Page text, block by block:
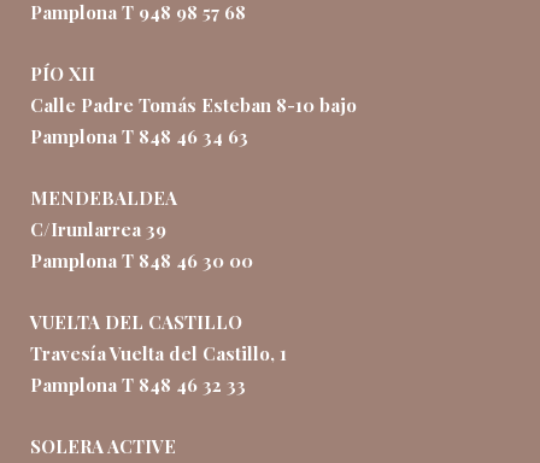
Pamplona T 948 98 57 68
PÍO XII
Calle Padre Tomás Esteban 8-10 bajo
Pamplona T 848 46 34 63
MENDEBALDEA
C/Irunlarrea 39
Pamplona T 848 46 30 00
VUELTA DEL CASTILLO
Travesía Vuelta del Castillo, 1
Pamplona T 848 46 32 33
SOLERA ACTIVE